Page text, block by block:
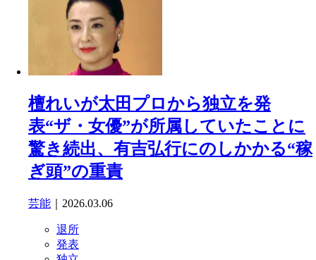
檀れいが太田プロから独立を発
表“ザ・女優”が所属していたことに
驚き続出、有吉弘行にのしかかる“稼
ぎ頭”の重責
芸能 ｜2026.03.06
退所
発表